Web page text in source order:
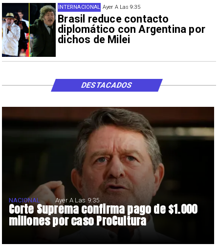
Ayer A Las 9:35
Brasil reduce contacto
diplomático con Argentina por
dichos de Milei
INTERNACIONAL
Corte Suprema confirma pago de $1.000
millones por caso ProCultura
NACIONAL Ayer A Las 9:35
DESTACADOS